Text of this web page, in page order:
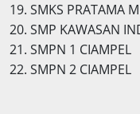
19. SMKS PRATAMA
20. SMP KAWASAN
21. SMPN 1 CIAMPEL
22. SMPN 2 CIAMPEL